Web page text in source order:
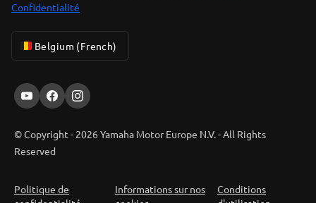
Confidentialité
Belgium (French)
© Copyright - 2026 Yamaha Motor Europe N.V. - All Rights
Reserved
Politique de
Informations sur nos
Conditions